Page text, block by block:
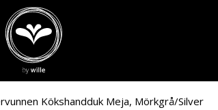
Kökshandduk Meja, Mörkgrå/Silver